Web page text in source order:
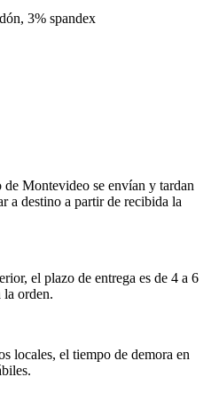
3% spandex
Montevideo se envían y tardan
a destino a partir de recibida la
el plazo de entrega es de 4 a 6
la orden.
locales, el tiempo de demora en